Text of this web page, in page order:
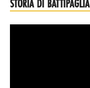
STORIA DI BATTIPAGLIA